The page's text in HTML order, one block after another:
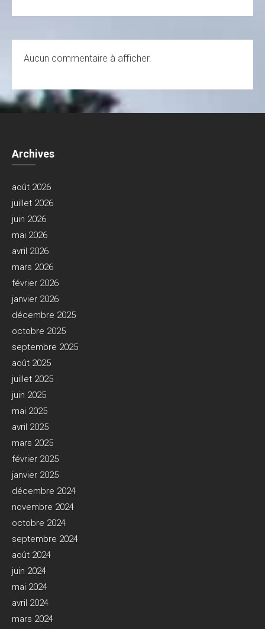
Aucun commentaire à afficher.
Archives
août 2026
juillet 2026
juin 2026
mai 2026
avril 2026
mars 2026
février 2026
janvier 2026
décembre 2025
octobre 2025
septembre 2025
août 2025
juillet 2025
juin 2025
mai 2025
avril 2025
mars 2025
février 2025
janvier 2025
décembre 2024
novembre 2024
octobre 2024
septembre 2024
août 2024
juin 2024
mai 2024
avril 2024
mars 2024